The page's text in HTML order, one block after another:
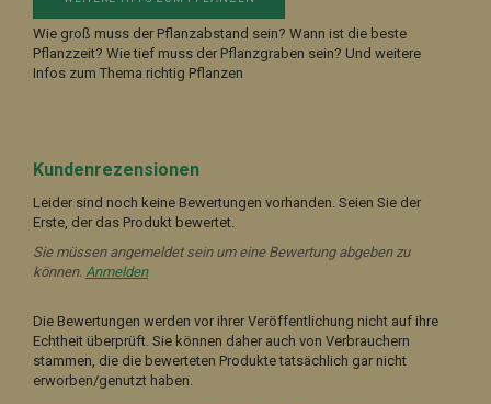
Wie groß muss der Pflanzabstand sein? Wann ist die beste
Pflanzzeit? Wie tief muss der Pflanzgraben sein? Und weitere
Infos zum Thema richtig Pflanzen
Kundenrezensionen
Leider sind noch keine Bewertungen vorhanden. Seien Sie der
Erste, der das Produkt bewertet.
Sie müssen angemeldet sein um eine Bewertung abgeben zu
können. Anmelden
Die Bewertungen werden vor ihrer Veröffentlichung nicht auf ihre
Echtheit überprüft. Sie können daher auch von Verbrauchern
stammen, die die bewerteten Produkte tatsächlich gar nicht
erworben/genutzt haben.